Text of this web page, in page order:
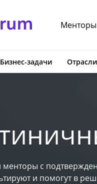
Менторы
Бизнес-задачи Отрасли
менторы с
и помогут в